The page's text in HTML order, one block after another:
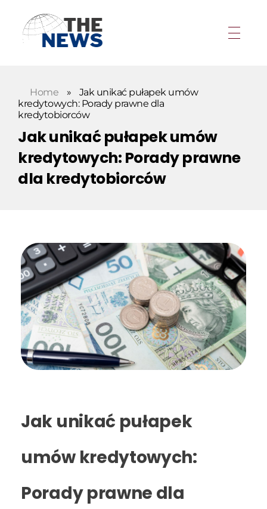
Home »
Jak unikać pułapek umów
kredytowych: Porady prawne dla
kredytobiorców
Jak unikać pułapek umów
kredytowych: Porady prawne
dla kredytobiorców
Jak unikać pułapek
umów kredytowych:
Porady prawne dla